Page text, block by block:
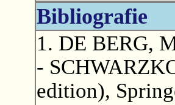
Bibliografie
1. DE BERG,
-
edition),